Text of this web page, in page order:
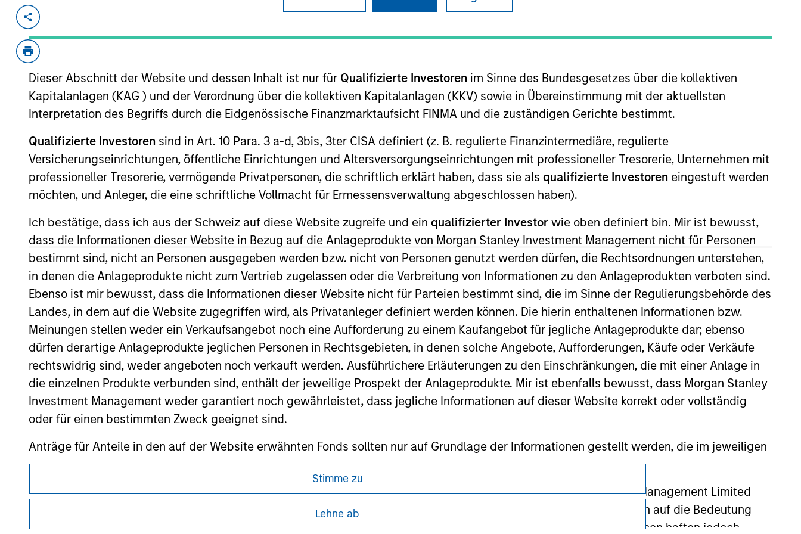
Dieser Abschnitt der Website und dessen Inhalt ist nur für Qualifizierte Investoren im Sinne des Bundesgesetzes über die kollektiven
Kapitalanlagen (KAG ) und der Verordnung über die kollektiven Kapitalanlagen (KKV) sowie in Übereinstimmung mit der aktuellsten
Interpretation des Begriffs durch die Eidgenössische Finanzmarktaufsicht FINMA und die zuständigen Gerichte bestimmt.
Qualifizierte Investoren sind in Art. 10 Para. 3 a-d, 3bis, 3ter CISA definiert (z. B. regulierte Finanzintermediäre, regulierte
Versicherungseinrichtungen, öffentliche Einrichtungen und Altersversorgungseinrichtungen mit professioneller Tresorerie, Unternehmen mit
professioneller Tresorerie, vermögende Privatpersonen, die schriftlich erklärt haben, dass sie als qualifizierte Investoren eingestuft werden
möchten, und Anleger, die eine schriftliche Vollmacht für Ermessensverwaltung abgeschlossen haben).
Ich bestätige, dass ich aus der Schweiz auf diese Website zugreife und ein qualifizierter Investor wie oben definiert bin. Mir ist bewusst,
dass die Informationen dieser Website in Bezug auf die Anlageprodukte von Morgan Stanley Investment Management nicht für Personen
bestimmt sind, nicht an Personen ausgegeben werden bzw. nicht von Personen genutzt werden dürfen, die Rechtsordnungen unterstehen,
in denen die Anlageprodukte nicht zum Vertrieb zugelassen oder die Verbreitung von Informationen zu den Anlageprodukten verboten sind.
Ebenso ist mir bewusst, dass die Informationen dieser Website nicht für Parteien bestimmt sind, die im Sinne der Regulierungsbehörde des
Landes, in dem auf die Website zugegriffen wird, als Privatanleger definiert werden können. Die hierin enthaltenen Informationen bzw.
Meinungen stellen weder ein Verkaufsangebot noch eine Aufforderung zu einem Kaufangebot für jegliche Anlageprodukte dar; ebenso
dürfen derartige Anlageprodukte jeglichen Personen in Rechtsgebieten, in denen solche Angebote, Aufforderungen, Käufe oder Verkäufe
rechtswidrig sind, weder angeboten noch verkauft werden. Ausführlichere Erläuterungen zu den Einschränkungen, die mit einer Anlage in
die einzelnen Produkte verbunden sind, enthält der jeweilige Prospekt der Anlageprodukte. Mir ist ebenfalls bewusst, dass Morgan Stanley
Investment Management weder garantiert noch gewährleistet, dass jegliche Informationen auf dieser Website korrekt oder vollständig
oder für einen bestimmten Zweck geeignet sind.
Anträge für Anteile in den auf der Website erwähnten Fonds sollten nur auf Grundlage der Informationen gestellt werden, die im jeweiligen
Verkaufsprospekt, Jahres- und Halbjahresbericht enthalten sind („Angebotsunterlagen”).
Die auf der Website dargelegten Informationen entsprechen nach bestem Wissen von Morgan Stanley Investment Management Limited
(das hierbei alle angemessene Sorgfalt hat walten lassen) den Tatsachen und es wurde nichts ausgelassen, das sich auf die Bedeutung
dieser Informationen auswirken könnte. Morgan Stanley Investment Management und seine verbundenen Unternehmen haften jedoch
Stimme zu
Lehne ab
Jun 2022
The oak9 platform speeds the deployment of cloud-native applications while providing
comprehensive security to automatically find and fix vulnerabilities in the Infrastructure as
Code (IaC) and cloud infrastructure.
View Current Employment Opportunities
View Site
As of July 25, 2025. The above is provided for informational and educational purposes only. There is no guarantee that the investment mentioned
above are the property of their respective owners. The information on this website has not been authorized, sponsored, or otherwise approved by
such owners. By clicking on any links shown here, you agree that you are navigating to a third party site. We are providing these hyperlinks to you
only as a convenience and the inclusion of any hyperlink is not and does not imply any endorsement, approval, investigation, verification or
monitoring by us of any information contained in any hyperlinked site. In no event shall we be responsible for the information contained on the site
or your use of such site.
Morgan Stanley
Morgan Stanley Careers
Nutzer müssen die Nutzungsbedingungen lesen und akzeptieren, da in diesen bestimmte gesetzliche und
regulatorische Auflagen enthalten sind, die für die Verbreitung von Informationen zu den Anlageprodukten